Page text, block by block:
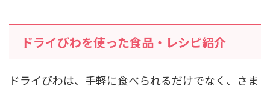
ドライびわを使った食品・レシピ紹介
ドライびわは、手軽に食べられるだけでなく、さま